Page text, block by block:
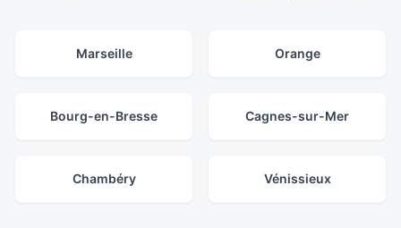
Marseille Orange
Bourg-en-Bresse Cagnes-sur-Mer
Chambéry Vénissieux